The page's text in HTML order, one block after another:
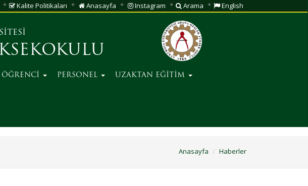
Kalite Politikaları Anasayfa Instagram Arama English
ÖĞRENCİ PERSONEL UZAKTAN EĞİTİM
Anasayfa Haberler